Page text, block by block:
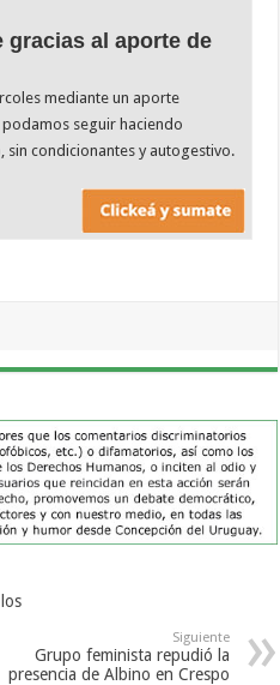
gracias al aporte de
mediante un aporte
seguir haciendo
condicionantes y autogestivo.
Siguiente
Grupo feminista repudió la
presencia de Albino en Crespo